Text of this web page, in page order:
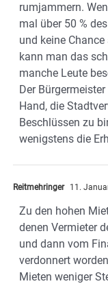
rumjammern.
mal über 50 %
und keine
kann man das
manche Leute
Der
Hand, die
Beschlüssen zu
wenigstens die
Reitmehringer 11.
Zu den hohen
denen Vermieter
und dann vom
verdonnert
Mieten weniger